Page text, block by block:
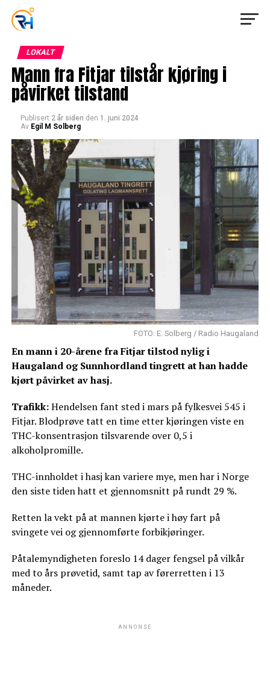
LOKALT
Mann fra Fitjar tilstår kjøring i
påvirket tilstand
Publisert 2 år siden den 1. juni 2024
Av Egil M Solberg
FOTO: E. Solberg / Radio Haugaland
En mann i 20-årene fra Fitjar tilstod nylig i
Haugaland og Sunnhordland tingrett at han hadde
kjørt påvirket av hasj.
Trafikk:Hendelsen fant sted i mars på fylkesvei 545 i
Fitjar. Blodprøve tatt en time etter kjøringen viste en
THC-konsentrasjon tilsvarende over 0,5 i
alkoholpromille.
THC-innholdet i hasj kan variere mye, men har i Norge
den siste tiden hatt et gjennomsnitt på rundt 29 %.
Retten la vekt på at mannen kjørte i høy fart på
svingete vei og gjennomførte forbikjøringer.
Påtalemyndigheten foreslo 14 dager fengsel på vilkår
med to års prøvetid, samt tap av førerretten i 13
måneder.
ANNONSE